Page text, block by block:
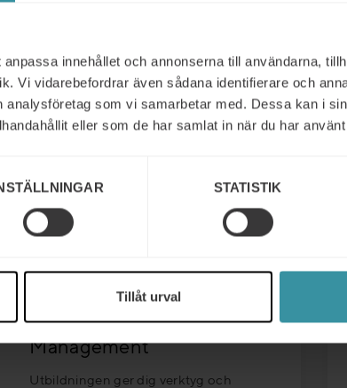
innehållet och annonserna till användarna,
Vi vidarebefordrar även sådana identifierare och
som vi samarbetar med. Dessa kan i
eller som de har samlat in när du har
STATISTIK
Tillåt urval
21/10/2026 - 22/10/2026
Key Account
Management
Utbildningen ger dig verktyg och